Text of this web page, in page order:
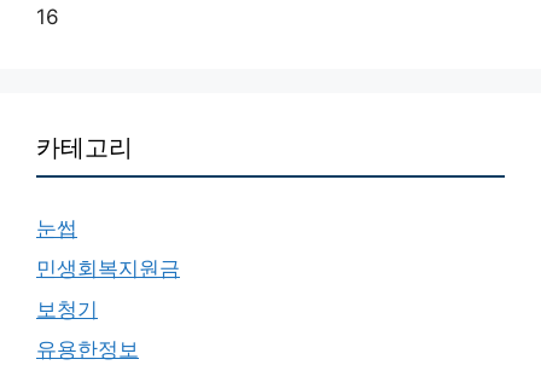
16
카테고리
눈썹
민생회복지원금
보청기
유용한정보